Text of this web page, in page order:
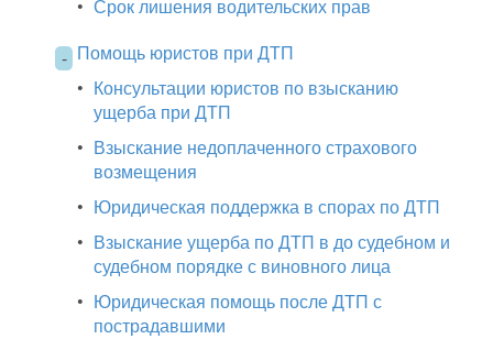
• Срок лишения водительских прав
- Помощь юристов при ДТП
• Консультации юристов по взысканию
ущерба при ДТП
• Взыскание недоплаченного страхового
возмещения
• Юридическая поддержка в спорах по ДТП
• Взыскание ущерба по ДТП в до судебном и
судебном порядке с виновного лица
• Юридическая помощь после ДТП с
пострадавшими